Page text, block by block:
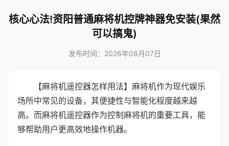
核心心法!资阳普通麻将机控牌神器免安装(果然
可以搞鬼)
发布时间：2026年08月07日
【麻将机遥控器怎样用法】麻将机作为现代娱乐
场所中常见的设备，其便捷性与智能化程度越来越
高。而麻将机遥控器作为控制麻将机的重要工具，能
够帮助用户更高效地操作机器。